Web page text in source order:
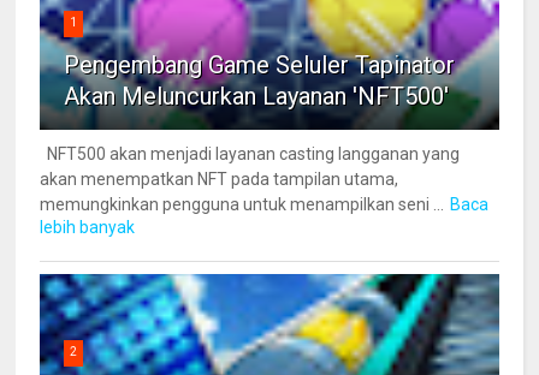
1
Pengembang Game Seluler Tapinator
Akan Meluncurkan Layanan 'NFT500'
NFT500 akan menjadi layanan casting langganan yang
akan menempatkan NFT pada tampilan utama,
memungkinkan pengguna untuk menampilkan seni ...
Baca
lebih banyak
2